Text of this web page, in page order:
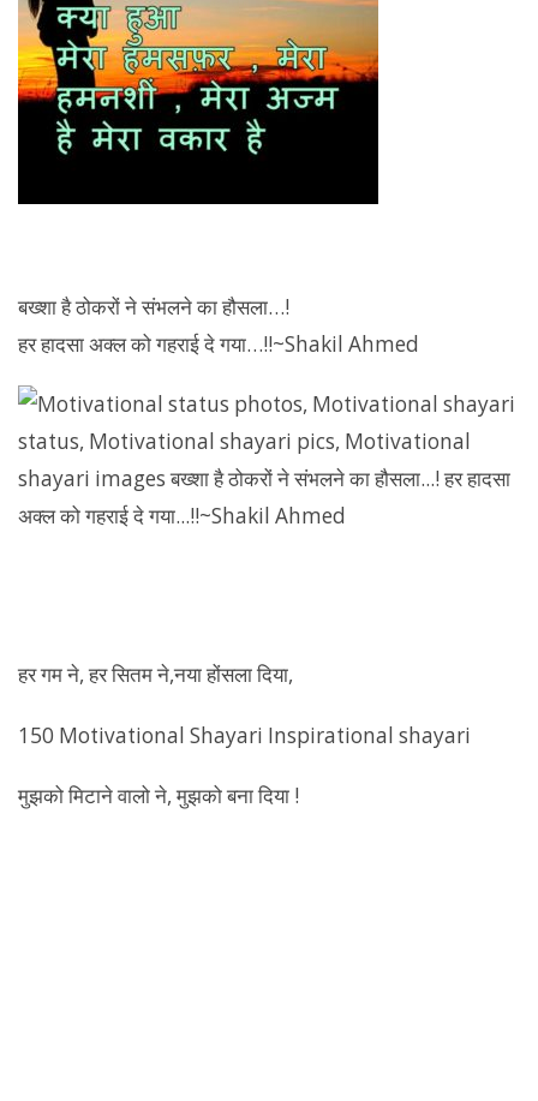
बख्शा है ठोकरों ने संभलने का हौसला…!
हर हादसा अक्ल को गहराई दे गया…!!~Shakil Ahmed
हर गम ने, हर सितम ने,नया होंसला दिया,
150 Motivational Shayari Inspirational shayari
मुझको मिटाने वालो ने, मुझको बना दिया !